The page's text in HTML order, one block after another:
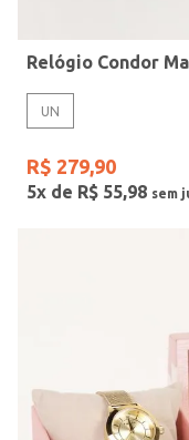
Relógio Condor
UN
R$ 279,90
5x de R$ 55,98